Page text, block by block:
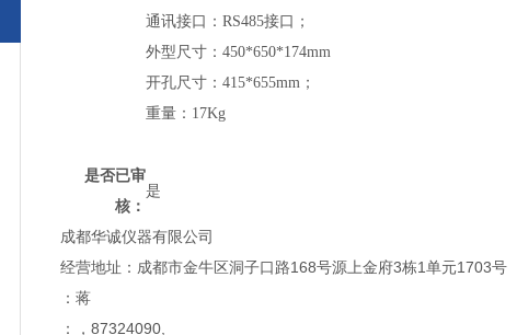
通讯接口： RS485接口；
外型尺寸： 450*650*174mm
开孔尺寸： 415*655mm ；
重量： 17Kg
是否已审
核：
是
成都华诚仪器有限公司
经营地址：成都市金牛区洞子口路168号源上金府3栋1单元1703号
：蒋
：，87324090,